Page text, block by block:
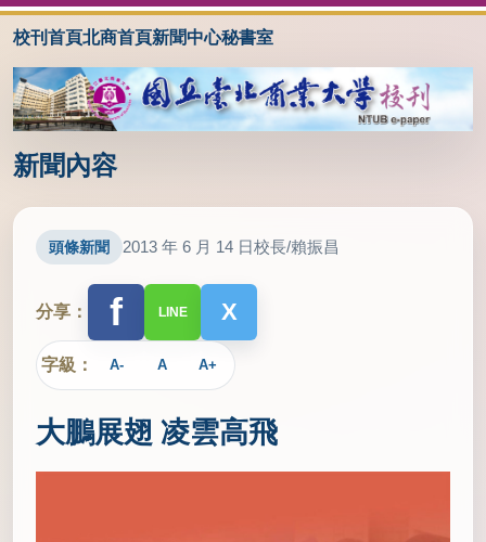
校刊首頁北商首頁新聞中心秘書室
新聞內容
頭條新聞 2013 年 6 月 14 日校長/賴振昌
分享： f LINE X
字級： A- A A+
大鵬展翅 凌雲高飛